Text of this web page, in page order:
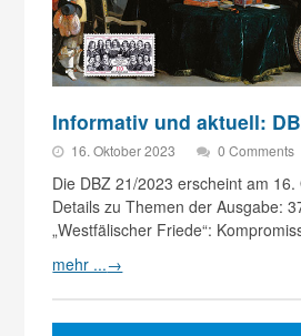
Informativ und aktuell:
16. Oktober 2023 0 Comments
Die DBZ 21/2023 erscheint am
Details zu Themen der Ausgabe:
„Westfälischer Friede“:
mehr ...→